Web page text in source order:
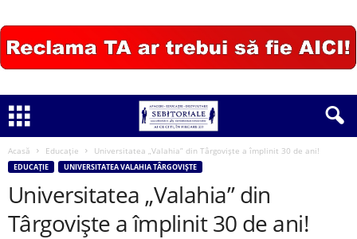
Acasă Educație Universitatea „Valahia” din Târgoviște a împlinit 30 de ani!
EDUCAȚIE UNIVERSITATEA VALAHIA TÂRGOVIȘTE
Universitatea „Valahia” din
Târgoviște a împlinit 30 de ani!